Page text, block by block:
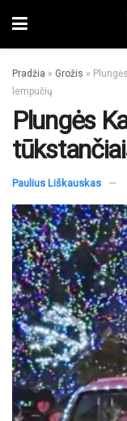
Pradžia » Grožis »
lempučių
Plungės
Paulius Liškauskas